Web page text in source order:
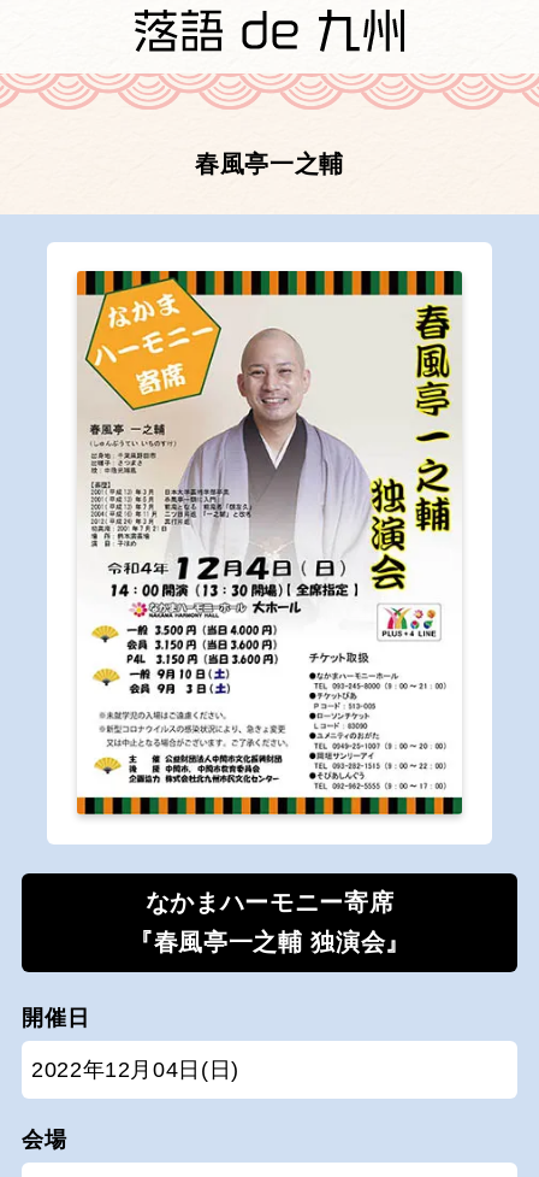
春風亭一之輔
なかまハーモニー寄席
『春風亭一之輔 独演会』
開催日
2022年12月04日(日)
会場